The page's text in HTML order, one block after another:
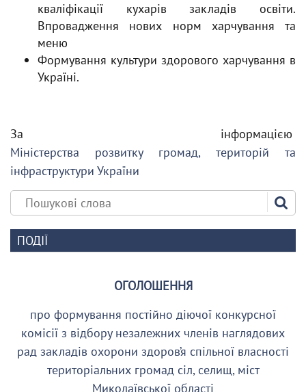
кваліфікації кухарів закладів освіти.
Впровадження нових норм харчування та
меню
Формування культури здорового харчування в
Україні.
За інформацією
Міністерства розвитку громад, територій та
інфраструктури України
ПОДІЇ
ОГОЛОШЕННЯ
про формування постійно діючої конкурсної
комісії з відбору незалежних членів наглядових
рад закладів охорони здоров’я спільної власності
територіальних громад сіл, селищ, міст
Миколаївської області